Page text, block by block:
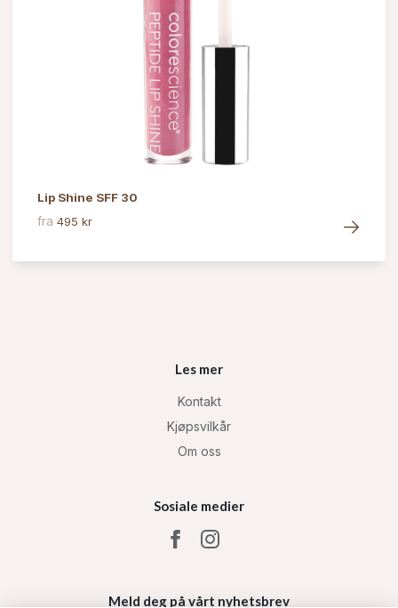
Lip Shine SFF 30
fra 495 kr
Les mer
Kontakt
Kjøpsvilkår
Om oss
Sosiale medier
Meld deg på vårt nyhetsbrev